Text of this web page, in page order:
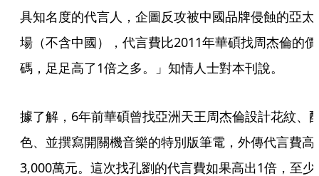
具知名度的代言人，企圖反攻被中國品牌侵蝕的亞太
場（不含中國），代言費比2011年華碩找周杰倫的價
碼，足足高了1倍之多。」知情人士對本刊說。
據了解，6年前華碩曾找亞洲天王周杰倫設計花紋、
色、並撰寫開關機音樂的特別版筆電，外傳代言費高
3,000萬元。這次找孔劉的代言費如果高出1倍，至少